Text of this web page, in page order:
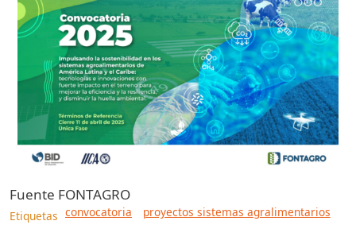
Fuente FONTAGRO
Etiquetas convocatoria proyectos sistemas agralimentarios